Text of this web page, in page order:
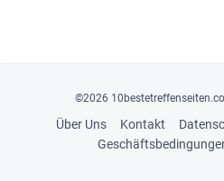
©2026
Über Uns Kontakt